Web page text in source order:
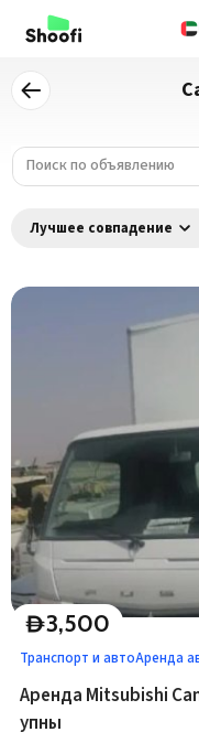
Лучшее совпадение
D3,500
Транспорт и автоАренда
Аренда Mitsubishi
упны